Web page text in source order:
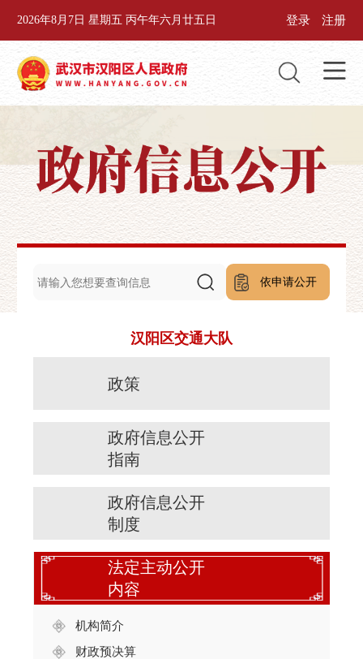
2026年8月7日 星期五 丙午年六月廿五日 登录 注册
依申请公开
汉阳区交通大队
政策
政府信息公开
指南
政府信息公开
制度
法定主动公开
内容
机构简介
财政预决算